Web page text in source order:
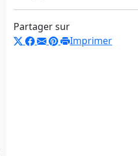
Partager sur
Imprimer